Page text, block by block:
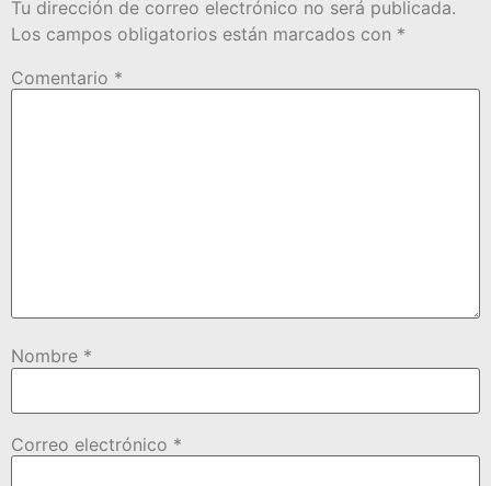
Tu dirección de correo electrónico no será publicada.
Los campos obligatorios están marcados con *
Comentario *
Nombre *
Correo electrónico *